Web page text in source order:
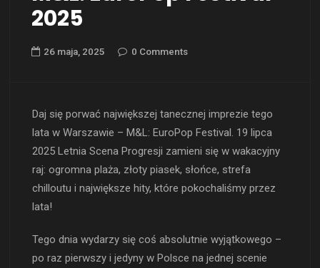
2025
26 maja, 2025 0 Comments
Daj się porwać największej tanecznej imprezie tego
lata w Warszawie – M&L: EuroPop Festival. 19 lipca
2025 Letnia Scena Progresji zamieni się w wakacyjny
raj: ogromna plaża, złoty piasek, słońce, strefa
chilloutu i największe hity, które pokochaliśmy przez
lata!
Tego dnia wydarzy się coś absolutnie wyjątkowego –
po raz pierwszy i jedyny w Polsce na jednej scenie